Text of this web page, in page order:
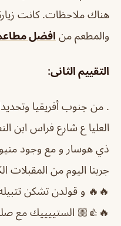
هناك ملاحظات. كانت
والمطعم من افضل
التقييم الثانى:
. من جنوب أفريقيا
العليا ع شارع فراس ابن
ذي هوسار و مع وجود
جربنا اليوم من المقبلات
🔥🔥 و قولدن تشكن
🔥👍🏼 الستييييك مع